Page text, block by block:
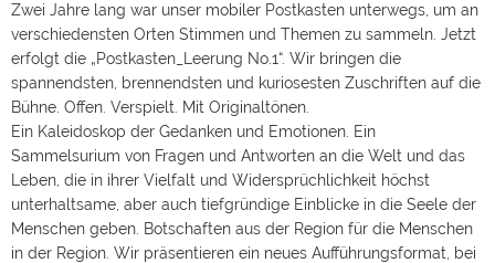
Zwei Jahre lang war unser mobiler Postkasten unterwegs, um an
verschiedensten Orten Stimmen und Themen zu sammeln. Jetzt
erfolgt die „Postkasten_Leerung No.1“. Wir bringen die
spannendsten, brennendsten und kuriosesten Zuschriften auf die
Bühne. Offen. Verspielt. Mit Originaltönen.
Ein Kaleidoskop der Gedanken und Emotionen. Ein
Sammelsurium von Fragen und Antworten an die Welt und das
Leben, die in ihrer Vielfalt und Widersprüchlichkeit höchst
unterhaltsame, aber auch tiefgründige Einblicke in die Seele der
Menschen geben. Botschaften aus der Region für die Menschen
in der Region. Wir präsentieren ein neues Aufführungsformat, bei